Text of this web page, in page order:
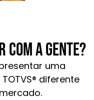
com a gente?
uma
diferente